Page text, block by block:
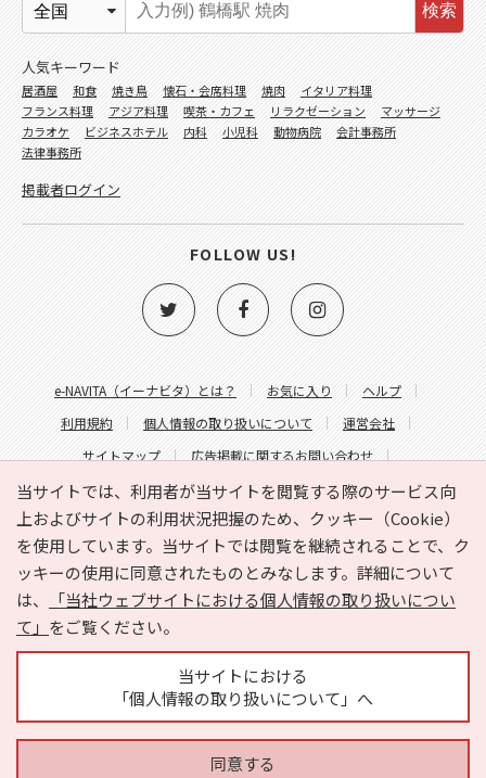
当サイトでは、利用者が当サイトを閲覧する際のサービス向
上およびサイトの利用状況把握のため、クッキー（Cookie）
を使用しています。当サイトでは閲覧を継続されることで、ク
ッキーの使用に同意されたものとみなします。詳細について
は、
「当社ウェブサイトにおける個人情報の取り扱いについ
て」 をご覧ください。
当サイトにおける
「個人情報の取り扱いについて」へ
同意する
e-NAVITA（イーナビタ）とは？ お気に入り
ヘルプ
利用規約
個人情報の取り扱いについて
運営会社
サイトマップ
広告掲載に関するお問い合わせ
サイトの内容に関するお問い合わせ
検索
人気キーワード
居酒屋 和食 焼き鳥 懐石・会席料理 焼肉
イタリア料理
フランス料理
アジア料理 喫茶・カフェ リラクゼーション
マッサージ
カラオケ
ビジネスホテル 内科 小児科 動物病院
会計事務所
法律事務所
掲載者ログイン
FOLLOW US!
Copyright © HYOJITO.Co.,Ltd. All Rights Reserved.